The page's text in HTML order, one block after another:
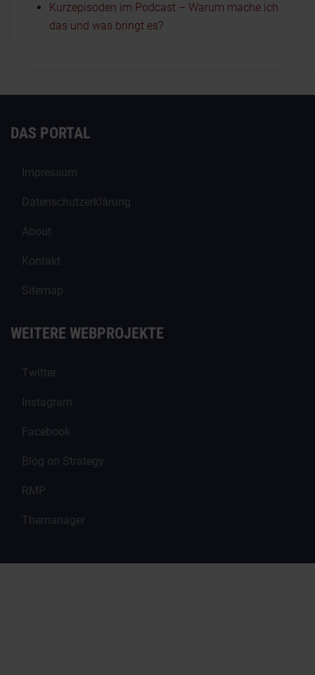
Kurzepisoden im Podcast – Warum mache ich
das und was bringt es?
DAS PORTAL
Impressum
Datenschutzerklärung
About
Kontakt
Sitemap
WEITERE WEBPROJEKTE
Twitter
Instagram
Facebook
Blog on Strategy
RMP
Themanager